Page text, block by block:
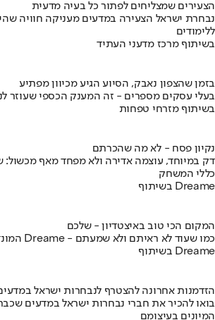
הצעירים שמצליחים לפתור כל בעיה מדעית
נבחרת ישראל הצעירה במדעים מעניקה חוויה
ללימודים
בשיתוף מרכז מדעני העתיד
בזמן שהצפון נאבק, הסיוע הגיע מכיוון מפתיע
בעלי עסקים מספרים - זה המענק הכספי שעוזר
בשיתוף מזרחי טפחות
נקיון פסח - לא מה שהכרתם
דק במיוחד, עוצמה אדירה ולא מפחד מאף
כללי המשחק
בשיתוף Dreame
המקום הכי טוב באיצטדיון - שלכם
המונדיאל עם מסכי Dreame - כמו שעוד לא ראיתם ולא שמעתם
בשיתוף Dreame
הזדמנות אחרונה להצטרף לנבחרות ישראל
בואו להכיר את חברי נבחרות ישראל במדעים
המיונים בעיצומם